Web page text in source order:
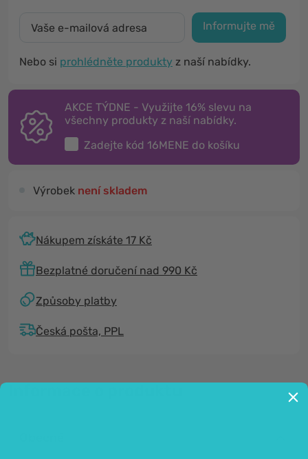
Informujte mě
Nebo si prohlédněte produkty z naší nabídky.
AKCE TÝDNE - Využijte 16% slevu na
všechny produkty z naší nabídky.
Zadejte kód 16MENE do košíku
Výrobek není skladem
Nákupem získáte 17 Kč
Bezplatné doručení nad 990 Kč
Způsoby platby
Česká pošta, PPL